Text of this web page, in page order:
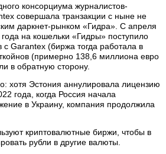
консорциума журналистов-
совершала транзакции с ныне не
даркнет-рынком «Гидра». С апреля
на кошельки «Гидры» поступило
с Garantex (биржа тогда работала в
(примерно 138,6 миллиона евро
в обратную сторону.
хотя Эстония аннулировала лицензию
года, когда Россия начала
в Украину, компания продолжила
криптовалютные биржи, чтобы в
рубли в другие валюты.